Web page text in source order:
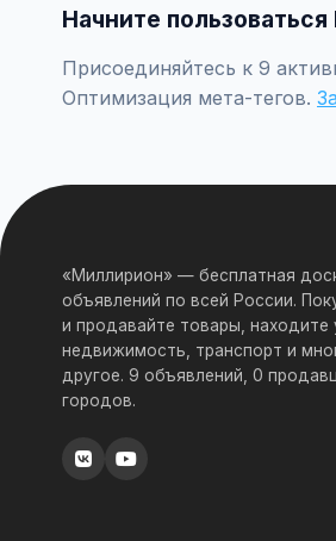
Начните
Присоединяйтесь к 9
Оптимизация мета-тегов.
«Миллирион» — бесплатная
объявлений по всей России.
и продавайте товары, находите
недвижимость, транспорт и
другое. 9 объявлений, 0
городов.